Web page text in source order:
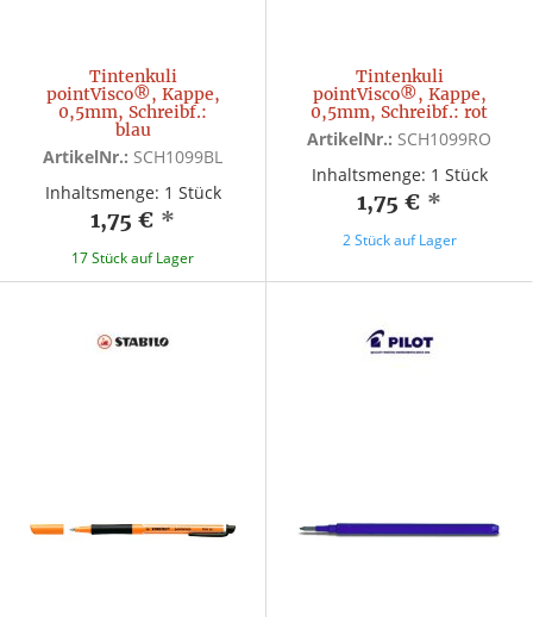
Tintenkuli
pointVisco®, Kappe,
0,5mm, Schreibf.:
blau
ArtikelNr.: SCH1099BL
Inhaltsmenge: 1 Stück
1,75 € *
17 Stück auf Lager
Tintenkuli
pointVisco®, Kappe,
0,5mm, Schreibf.: rot
ArtikelNr.: SCH1099RO
Inhaltsmenge: 1 Stück
1,75 € *
2 Stück auf Lager